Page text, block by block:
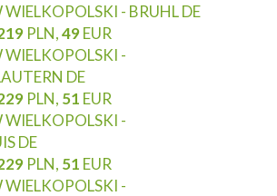
- BRUHL DE
PLN,49EUR
WIELKOPOLSKI -
DE
PLN, 51 EUR
WIELKOPOLSKI -
DE
PLN, 51 EUR
WIELKOPOLSKI -